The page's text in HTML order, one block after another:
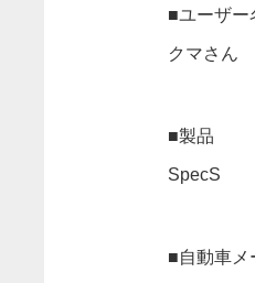
■ユーザー
クマさん
■製品
SpecS
■自動車メ